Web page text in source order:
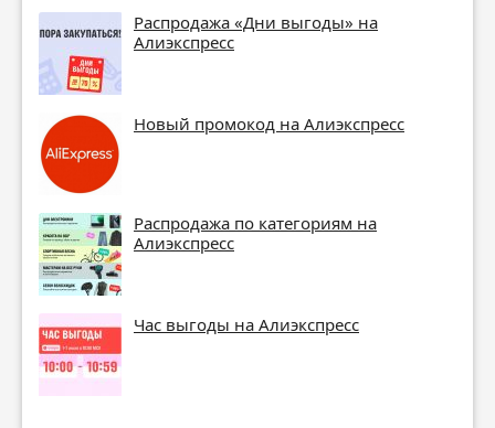
Распродажа «Дни выгоды» на
Алиэкспресс
Новый промокод на Алиэкспресс
Распродажа по категориям на
Алиэкспресс
Час выгоды на Алиэкспресс